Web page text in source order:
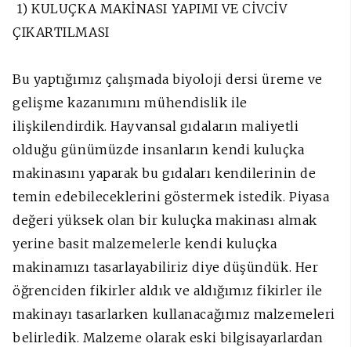
1) KULUÇKA MAKİNASI YAPIMI VE CİVCİV
ÇIKARTILMASI
Bu yaptığımız çalışmada biyoloji dersi üreme ve
gelişme kazanımını mühendislik ile
ilişkilendirdik. Hayvansal gıdaların maliyetli
olduğu günümüzde insanların kendi kuluçka
makinasını yaparak bu gıdaları kendilerinin de
temin edebileceklerini göstermek istedik. Piyasa
değeri yüksek olan bir kuluçka makinası almak
yerine basit malzemelerle kendi kuluçka
makinamızı tasarlayabiliriz diye düşündük. Her
öğrenciden fikirler aldık ve aldığımız fikirler ile
makinayı tasarlarken kullanacağımız malzemeleri
belirledik. Malzeme olarak eski bilgisayarlardan